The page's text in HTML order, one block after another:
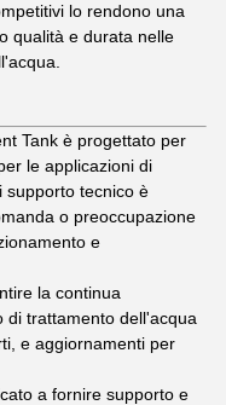
lo rendono una
qualità e durata nelle
Tank è progettato per
le applicazioni di
supporto tecnico è
o preoccupazione
e
la continua
di trattamento dell'acqua
e aggiornamenti per
a fornire supporto e